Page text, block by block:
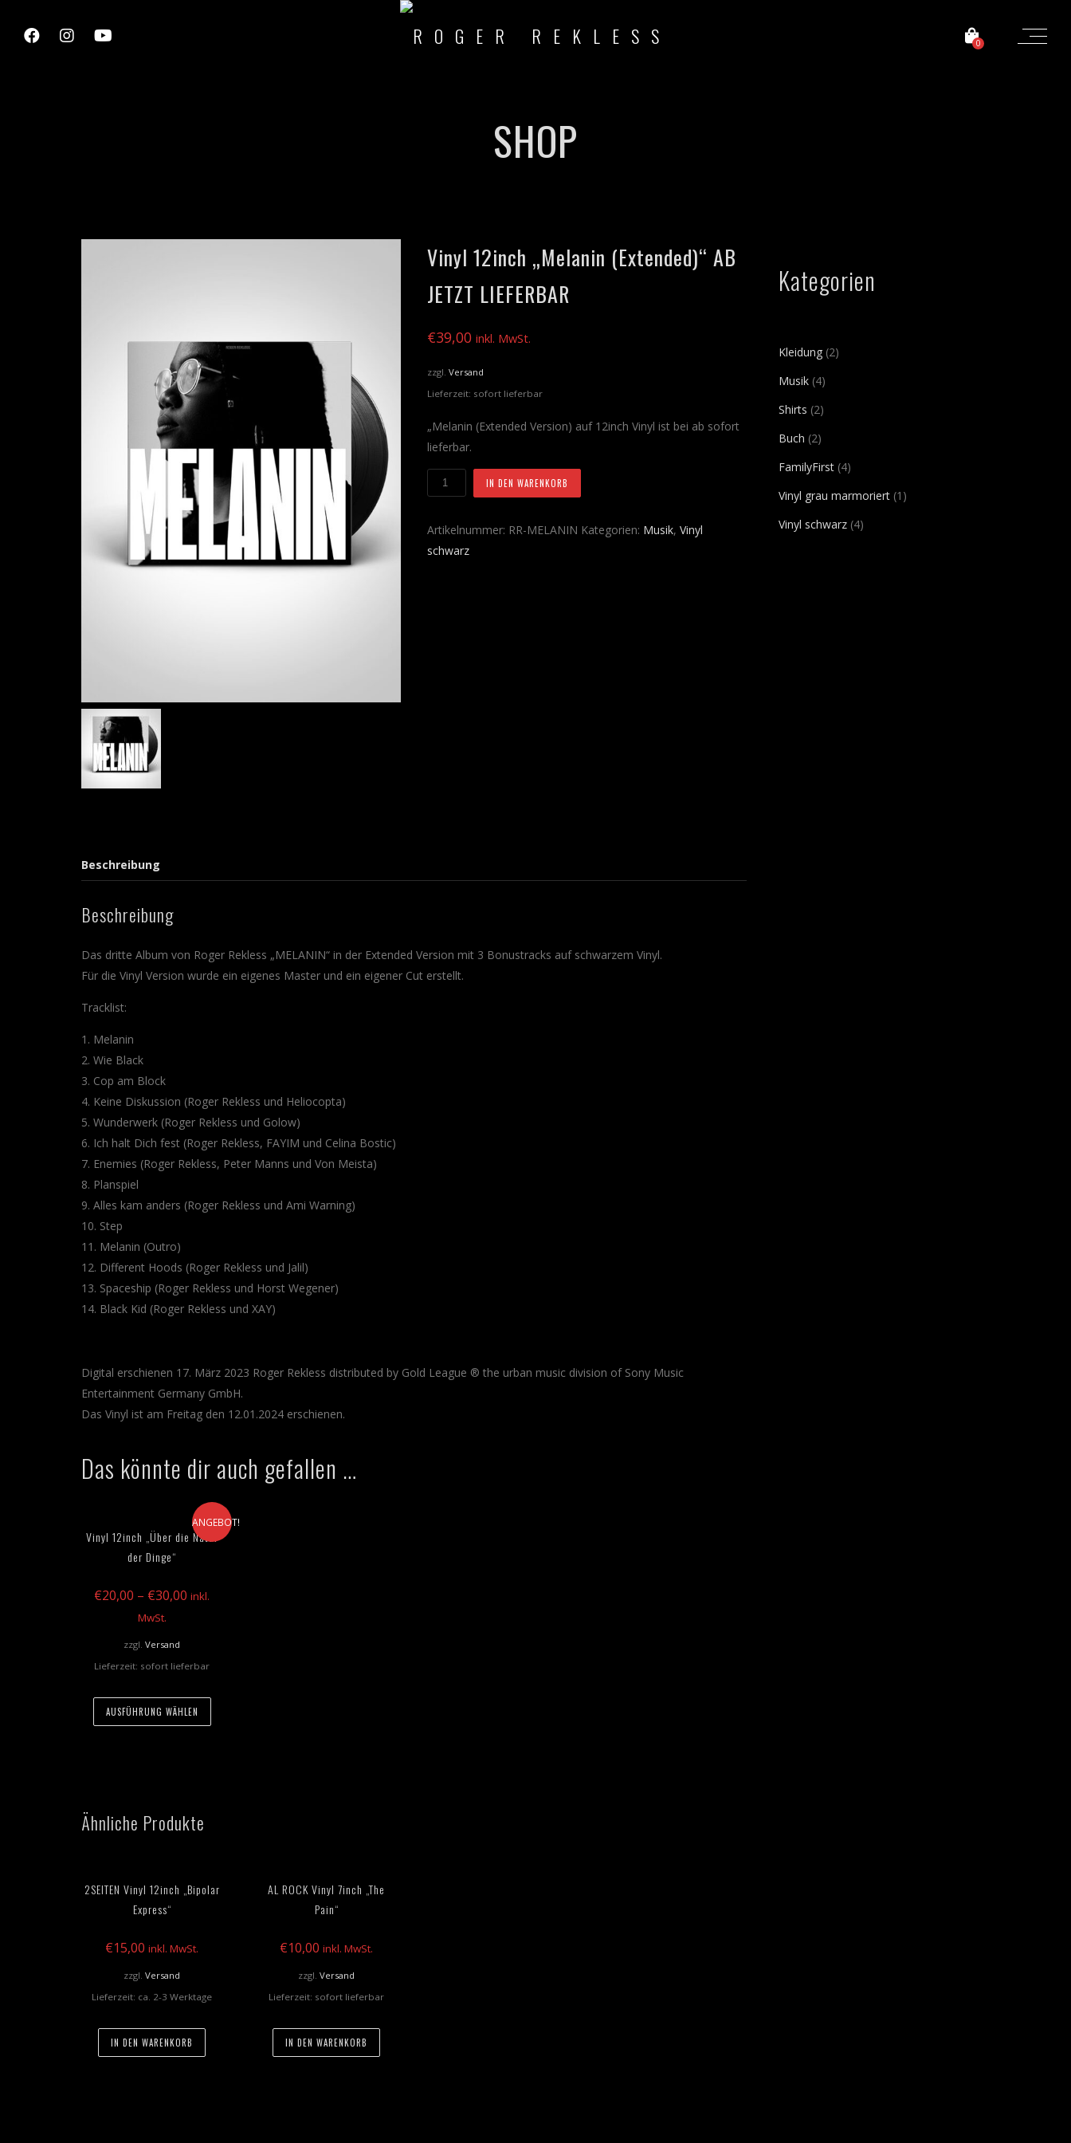
0
SHOP
Vinyl 12inch „Melanin (Extended)“ AB
JETZT LIEFERBAR
€39,00 inkl. MwSt.
zzgl.Versand
Lieferzeit: sofort lieferbar
„Melanin (Extended Version) auf 12inch Vinyl ist bei ab sofort
lieferbar.
Vinyl
12inch
IN DEN WARENKORB
Artikelnummer: RR-MELANIN Kategorien: Musik,Vinyl
schwarz
Beschreibung
Beschreibung
Das dritte Album von Roger Rekless „MELANIN“ in der Extended Version mit 3 Bonustracks auf schwarzem Vinyl.
Für die Vinyl Version wurde ein eigenes Master und ein eigener Cut erstellt.
Tracklist:
1. Melanin
2. Wie Black
3. Cop am Block
4. Keine Diskussion (Roger Rekless und Heliocopta)
5. Wunderwerk (Roger Rekless und Golow)
6. Ich halt Dich fest (Roger Rekless, FAYIM und Celina Bostic)
7. Enemies (Roger Rekless, Peter Manns und Von Meista)
8. Planspiel
9. Alles kam anders (Roger Rekless und Ami Warning)
10. Step
11. Melanin (Outro)
12. Different Hoods (Roger Rekless und Jalil)
13. Spaceship (Roger Rekless und Horst Wegener)
14. Black Kid (Roger Rekless und XAY)
Digital erschienen 17. März 2023 Roger Rekless distributed by Gold League ® the urban music division of Sony Music
Entertainment Germany GmbH.
Das Vinyl ist am Freitag den 12.01.2024 erschienen.
Das könnte dir auch gefallen …
ANGEBOT!
Vinyl 12inch „Über die Natur
der Dinge“
€20,00 – €30,00 inkl.
MwSt.
zzgl.Versand
Lieferzeit: sofort lieferbar
AUSFÜHRUNG WÄHLEN
Ähnliche Produkte
2SEITEN Vinyl 12inch „Bipolar
Express“
€15,00 inkl. MwSt.
zzgl.Versand
Lieferzeit: ca. 2-3 Werktage
IN DEN WARENKORB
AL ROCK Vinyl 7inch „The
Pain“
€10,00 inkl. MwSt.
zzgl.Versand
Lieferzeit: sofort lieferbar
IN DEN WARENKORB
Kategorien
Kleidung 22
Musik 44
Shirts 22
Buch 22
FamilyFirst 44
Vinyl grau marmoriert 1 1
Vinyl schwarz 44